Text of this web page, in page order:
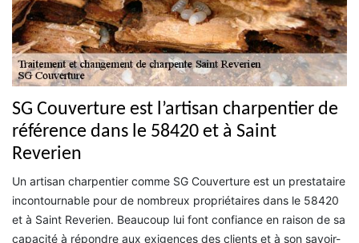
SG Couverture est l’artisan charpentier de
référence dans le 58420 et à Saint
Reverien
Un artisan charpentier comme SG Couverture est un prestataire
incontournable pour de nombreux propriétaires dans le 58420
et à Saint Reverien. Beaucoup lui font confiance en raison de sa
capacité à répondre aux exigences des clients et à son savoir-